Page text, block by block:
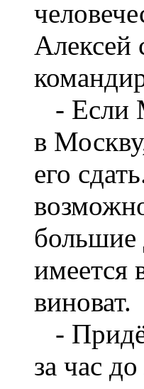
Алексей
- Если
в
его
большие
имеется
виноват.
-
за час